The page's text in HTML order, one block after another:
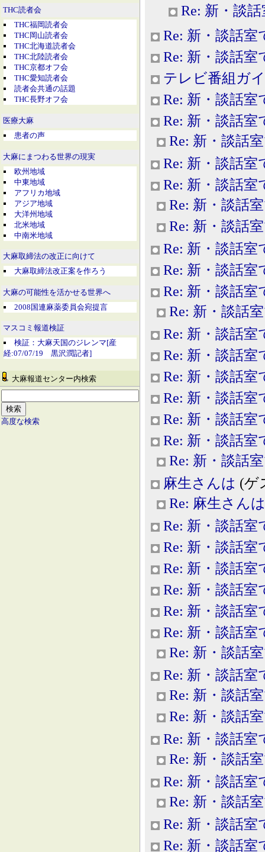
THC読者会
THC福岡読者会
THC岡山読者会
THC北海道読者会
THC北陸読者会
THC京都オフ会
THC愛知読者会
読者会共通の話題
THC長野オフ会
医療大麻
患者の声
大麻にまつわる世界の現実
欧州地域
中東地域
アフリカ地域
アジア地域
大洋州地域
北米地域
中南米地域
大麻取締法の改正に向けて
大麻取締法改正案を作ろう
大麻の可能性を活かせる世界へ
2008国連麻薬委員会宛提言
マスコミ報道検証
検証：大麻天国のジレンマ[産
経:07/07/19 黒沢潤記者]
大麻報道センター内検索
高度な検索
Re: 新・談
Re: 新・談話室
Re: 新・談話室
テレビ番組ガ
Re: 新・談話室
Re: 新・談話室
Re: 新・談話
Re: 新・談話室
Re: 新・談話室
Re: 新・談話
Re: 新・談話
Re: 新・談話室
Re: 新・談話室
Re: 新・談話室
Re: 新・談話
Re: 新・談話室
Re: 新・談話室
Re: 新・談話室
Re: 新・談話室
Re: 新・談話室
Re: 新・談話室
Re: 新・談話
麻生さんは (ゲ
Re: 麻生さんは
Re: 新・談話室
Re: 新・談話室
Re: 新・談話室
Re: 新・談話室
Re: 新・談話室
Re: 新・談話室
Re: 新・談話
Re: 新・談話室
Re: 新・談話
Re: 新・談話
Re: 新・談話室
Re: 新・談話
Re: 新・談話室
Re: 新・談話
Re: 新・談話室
Re: 新・談話室